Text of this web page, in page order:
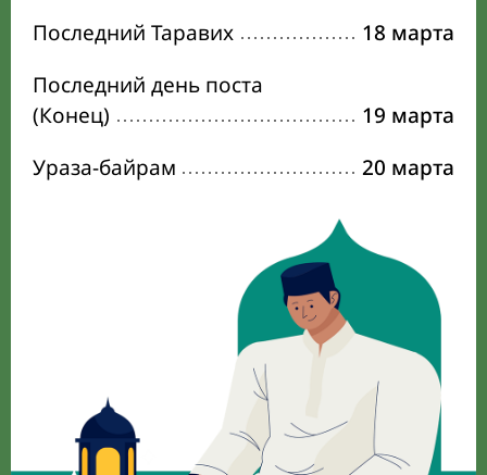
Последний Таравих
18 марта
Последний день поста
(Конец)
19 марта
Ураза-байрам
20 марта